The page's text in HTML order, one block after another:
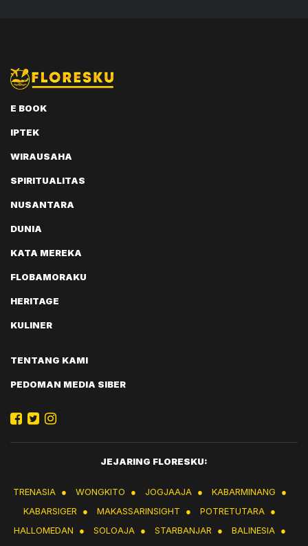
E BOOK
IPTEK
WIRAUSAHA
SPIRITUALITAS
NUSANTARA
DUNIA
KATA MEREKA
FLOBAMORAKU
HERITAGE
KULINER
TENTANG KAMI
PEDOMAN MEDIA SIBER
JEJARING FLORESKU:
TRENASIA ● WONGKITO ● JOGJAAJA ● KABARMINANG
●
KABARSIGER
● MAKASSARINSIGHT ● POTRETUTARA ●
HALLOMEDAN
● SOLOAJA ● STARBANJAR ● BALINESIA ●